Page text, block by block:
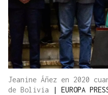
Jeanine Áñez en 2020
de Bolivia
| EUROPA